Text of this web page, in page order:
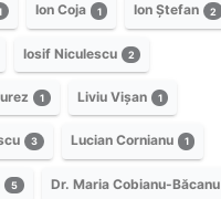
Ion Coja 1 Ion Ștefan 2
Iosif Niculescu 2
1 Liviu Vișan 1
3 Lucian Cornianu 1
5 Dr. Maria Cobianu-Băcanu